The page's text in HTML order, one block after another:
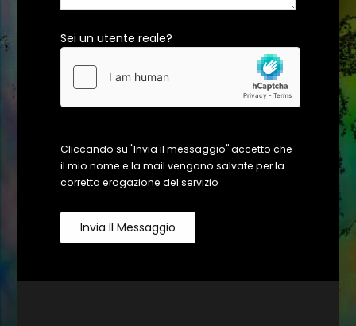
Sei un utente reale?
Cliccando su "Invia il messaggio" accetto che
il mio nome e la mail vengano salvate per la
corretta erogazione del servizio
Invia Il Messaggio